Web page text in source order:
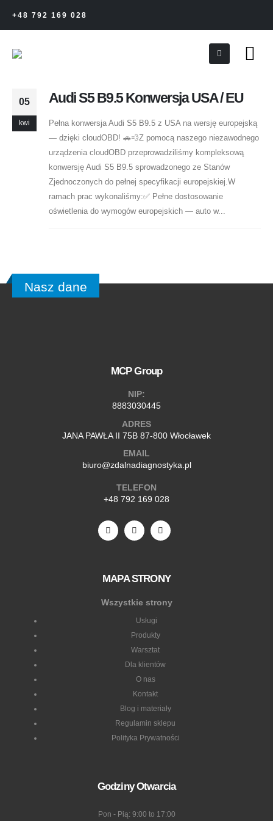
+48 792 169 028
05
kwi
Audi S5 B9.5 Konwersja USA / EU
Pełna konwersja Audi S5 B9.5 z USA na wersję europejską
— dzięki cloudOBD! 🚗💨Z pomocą naszego niezawodnego
urządzenia cloudOBD przeprowadziliśmy kompleksową
konwersję Audi S5 B9.5 sprowadzonego ze Stanów
Zjednoczonych do pełnej specyfikacji europejskiej.W
ramach prac wykonaliśmy:✅ Pełne dostosowanie
oświetlenia do wymogów europejskich — auto w...
Nasz dane
MCP Group
NIP:
8883030445
ADRES
JANA PAWŁA II 75B 87-800 Włocławek
EMAIL
biuro@zdalnadiagnostyka.pl
TELEFON
+48 792 169 028
MAPA STRONY
Wszystkie strony
Usługi
Produkty
Warsztat
Dla klientów
O nas
Kontakt
Blog i materiały
Regulamin sklepu
Polityka Prywatności
Godziny Otwarcia
Pon - Pią: 9:00 to 17:00